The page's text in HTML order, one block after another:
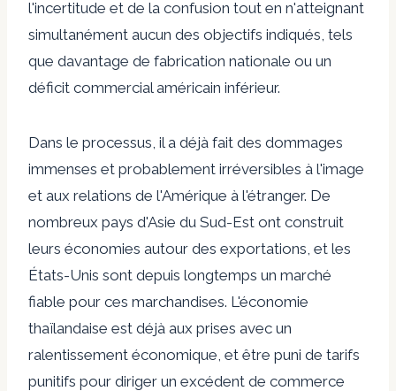
l'incertitude et de la confusion tout en n'atteignant
simultanément aucun des objectifs indiqués, tels
que davantage de fabrication nationale ou un
déficit commercial américain inférieur.
Dans le processus, il a déjà fait des dommages
immenses et probablement irréversibles à l'image
et aux relations de l'Amérique à l'étranger. De
nombreux pays d'Asie du Sud-Est ont construit
leurs économies autour des exportations, et les
États-Unis sont depuis longtemps un marché
fiable pour ces marchandises. L'économie
thaïlandaise est déjà aux prises avec un
ralentissement économique, et être puni de tarifs
punitifs pour diriger un excédent de commerce